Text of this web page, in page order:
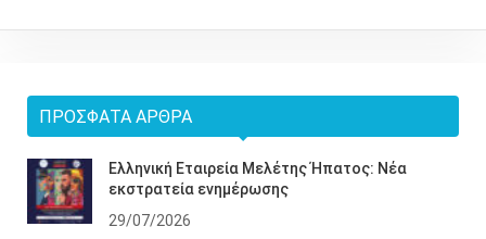
ΠΡΌΣΦΑΤΑ ΆΡΘΡΑ
Ελληνική Εταιρεία Μελέτης Ήπατος: Νέα
εκστρατεία ενημέρωσης
29/07/2026